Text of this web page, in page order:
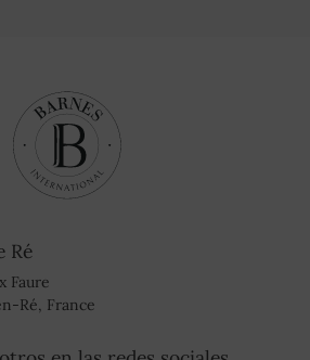
Ré
Faure
Ré, France